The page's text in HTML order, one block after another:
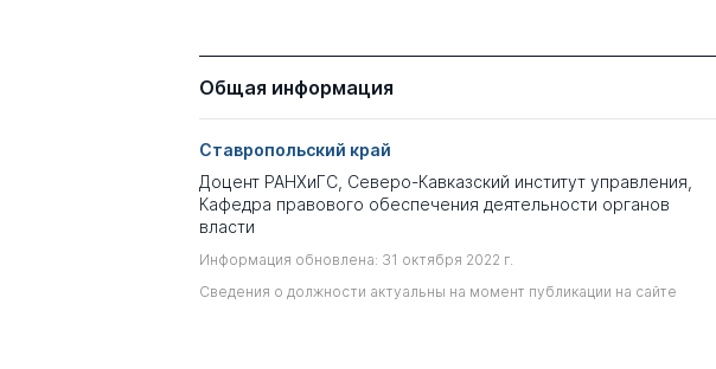
Общая информация
Ставропольский край
Доцент РАНХиГС, Северо-Кавказский институт управления,
Кафедра правового обеспечения деятельности органов
власти
Информация обновлена: 31 октября 2022 г.
Сведения о должности актуальны на момент публикации на сайте